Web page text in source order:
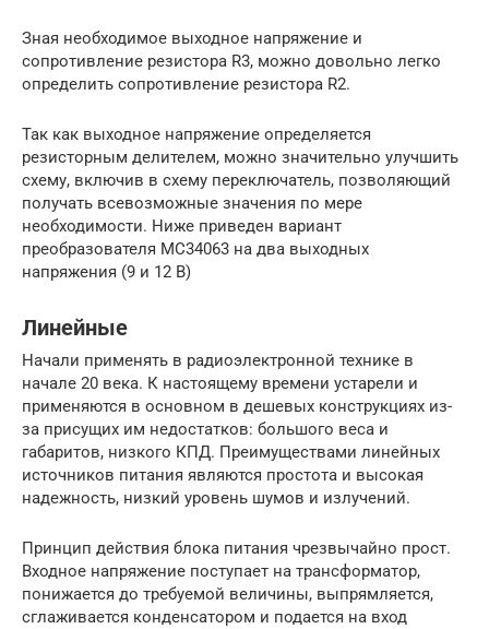
Зная необходимое выходное напряжение и
сопротивление резистора R3, можно довольно легко
определить сопротивление резистора R2.
Так как выходное напряжение определяется
резисторным делителем, можно значительно улучшить
схему, включив в схему переключатель, позволяющий
получать всевозможные значения по мере
необходимости. Ниже приведен вариант
преобразователя MC34063 на два выходных
напряжения (9 и 12 В)
Линейные
Начали применять в радиоэлектронной технике в
начале 20 века. К настоящему времени устарели и
применяются в основном в дешевых конструкциях из-
за присущих им недостатков: большого веса и
габаритов, низкого КПД. Преимуществами линейных
источников питания являются простота и высокая
надежность, низкий уровень шумов и излучений.
Принцип действия блока питания чрезвычайно прост.
Входное напряжение поступает на трансформатор,
понижается до требуемой величины, выпрямляется,
сглаживается конденсатором и подается на вход